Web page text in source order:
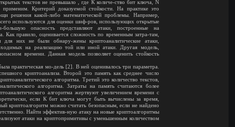
текстов не превышало , где К количе-ство бит ключа, N
Критерий доказуемой стойкости. На практике это
решения какой-либо математической проблемы. Например,
используются для оценки шиф-ров, использующих открытые
опасность представляют атаки, построенные на
Как правило, оценивается сложность по временным затра-там,
них не были обнару-жены криптоаналитические атаки,
на реализацию той или иной атаки. Другая модель,
времени. Данная модель позволяет оценить стойкость
практическая мо-дель [2]. В ней оценивалось три параметра.
криптоанализа. Второй это память как среднее число
алгоритма. Третий это количество текстов,
алгоритма. Затраты на память считаются более
алгоритма жертвуют увеличением времени с
если К бит ключа могут быть вычислены за время,
криптоалгоритм можно считать безопасным, если не найдено
Найти эффектив-ную атаку на новые криптоалгоритмы
атаки на криптопримитивы с уменьшенным количеством